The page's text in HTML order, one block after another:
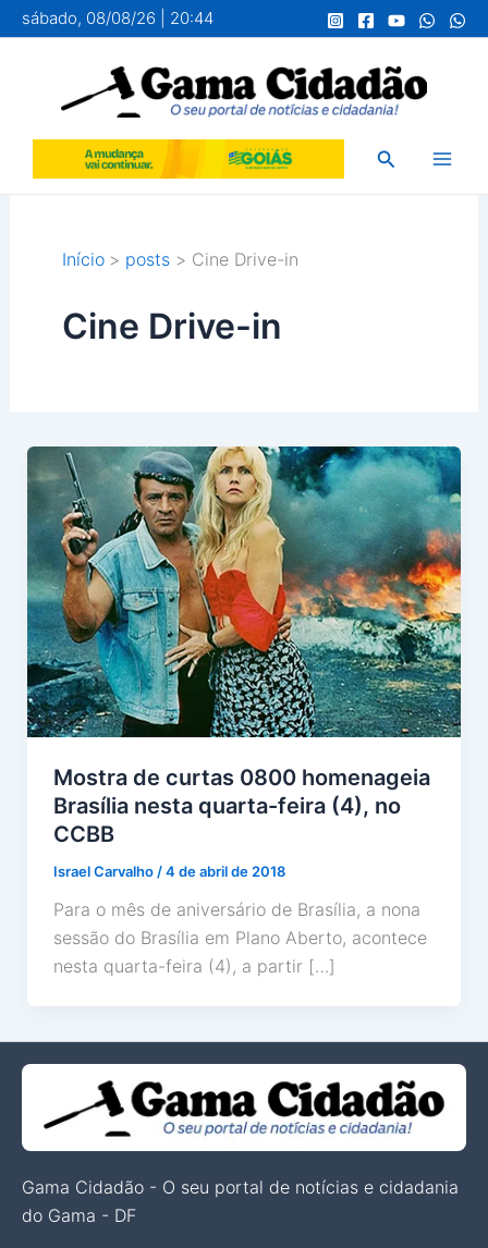
para
conteúdo
sábado, 08/08/26 | 20:44
Pesquisar
Início posts Cine Drive-in
Cine Drive-in
Mostra de curtas 0800 homenageia
Brasília nesta quarta-feira (4), no
CCBB
Israel Carvalho /4 de abril de 2018
Para o mês de aniversário de Brasília, a nona
sessão do Brasília em Plano Aberto, acontece
nesta quarta-feira (4), a partir […]
Gama Cidadão - O seu portal de notícias e cidadania
do Gama - DF